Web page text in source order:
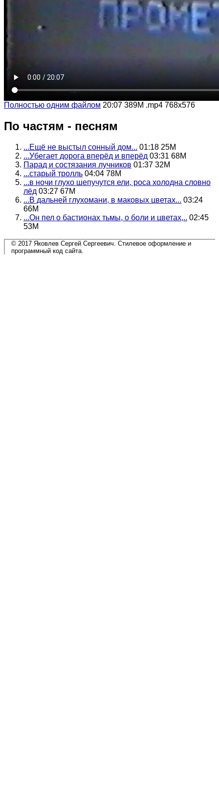
Полностью одним файлом 20:07 389M .mp4 768x576
По частям - песням
...Ещё не выстыл сонный дом... 01:18 25M
...Убегает дорога вперёд и вперёд 03:31 68M
Парад и состязания лучников 01:37 32M
...старый тролль 04:04 78M
...в ночи глухо шепучутся ели, роса холодна словно
лёд 03:27 67M
...В дальней глухомани, в маковых цветах... 03:24
66M
...Он пел о бастионах тьмы, о боли и цветах,.. 02:45
53M
© 2017 Яковлев Сергей Сергеевич. Стилевое оформление и
программный код сайта.